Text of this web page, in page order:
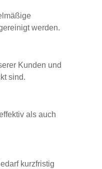
werden.
Kunden und
sind.
als auch
kurzfristig